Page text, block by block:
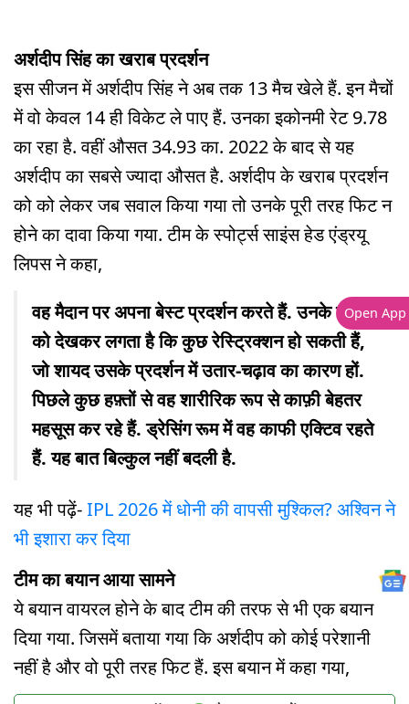
अर्शदीप सिंह का खराब प्रदर्शन
इस सीजन में अर्शदीप सिंह ने अब तक 13 मैच खेले हैं. इन मैचों
में वो केवल 14 ही विकेट ले पाए हैं. उनका इकोनमी रेट 9.78
का रहा है. वहीं औसत 34.93 का. 2022 के बाद से यह
अर्शदीप का सबसे ज्यादा औसत है. अर्शदीप के खराब प्रदर्शन
को को लेकर जब सवाल किया गया तो उनके पूरी तरह फिट न
होने का दावा किया गया. टीम के स्पोर्ट्स साइंस हेड एंड्रयू
लिपस ने कहा,
वह मैदान पर अपना बेस्ट प्रदर्शन करते हैं. उनके शरीर
को देखकर लगता है कि कुछ रेस्ट्रिक्शन हो सकती हैं,
जो शायद उसके प्रदर्शन में उतार-चढ़ाव का कारण हों.
पिछले कुछ हफ़्तों से वह शारीरिक रूप से काफ़ी बेहतर
महसूस कर रहे हैं. ड्रेसिंग रूम में वह काफी एक्टिव रहते
हैं. यह बात बिल्कुल नहीं बदली है.
यह भी पढ़ें-IPL 2026 में धोनी की वापसी मुश्किल? अश्विन ने
भी इशारा कर दिया
टीम का बयान आया सामने
ये बयान वायरल होने के बाद टीम की तरफ से भी एक बयान
दिया गया. जिसमें बताया गया कि अर्शदीप को कोई परेशानी
नहीं है और वो पूरी तरह फिट हैं. इस बयान में कहा गया,
Open App